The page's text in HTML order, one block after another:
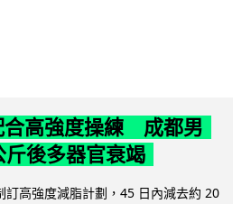
合高強度操練 成都男
後多器官衰竭
訂高強度減脂計劃，45 日內減去約 20